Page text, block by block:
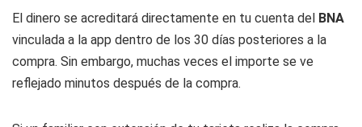
El dinero se acreditará directamente en tu cuenta del BNA
vinculada a la app dentro de los 30 días posteriores a la
compra. Sin embargo, muchas veces el importe se ve
reflejado minutos después de la compra.